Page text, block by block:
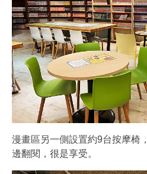
漫畫區另一側設置約9台按摩椅
邊翻閱，很是享受。